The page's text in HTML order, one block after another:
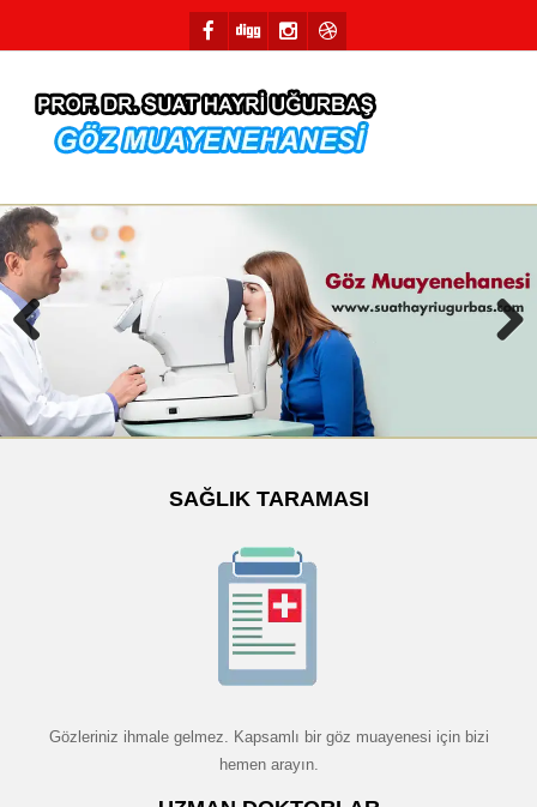
Previous
SAĞLIK TARAMASI
Gözleriniz ihmale gelmez. Kapsamlı bir göz muayenesi için bizi
hemen arayın.